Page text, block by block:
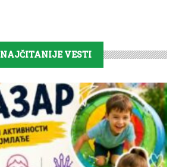
NAJČITANIJE VESTI